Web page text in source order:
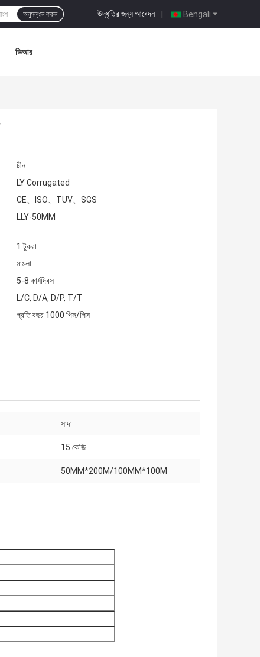
Bengali
উদ্ধৃতির জন্য আবেদন |
অনুসন্ধান করুন
ভিআর
চীন
LY Corrugated
CE、ISO、TUV、SGS
LLY-50MM
1 টুকরা
মামলা
5-8 কার্যদিবস
L/C, D/A, D/P, T/T
প্রতি বছর 1000 পিস/পিস
সাদা
15 কেজি
50MM*200M/100MM*100M